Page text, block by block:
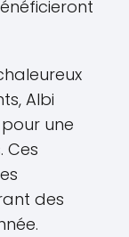
Albi
une
Ces
des